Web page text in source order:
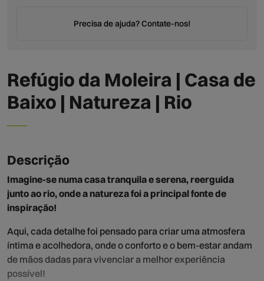
Refúgio da Moleira | Casa de
Baixo | Natureza | Rio
Descrição
Imagine-se numa casa tranquila e serena, reerguida
junto ao rio, onde a natureza foi a principal fonte de
inspiração!
Aqui, cada detalhe foi pensado para criar uma atmosfera
íntima e acolhedora, onde o conforto e o bem-estar andam
de mãos dadas para vivenciar a melhor experiência
possível!
Precisa de ajuda? Contate-nos!